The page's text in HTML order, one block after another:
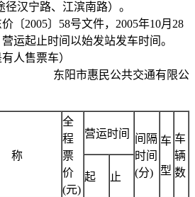
汉宁路、江滨南路）。
〔2005〕58号文件，2005年10月28
运起止时间以始发站发车时间。
人售票车）
民公共交通有限公
称
全
程
票
价
(元)
营运时间
间隔
时间
(分)
车
型
车
辆
数
起 止